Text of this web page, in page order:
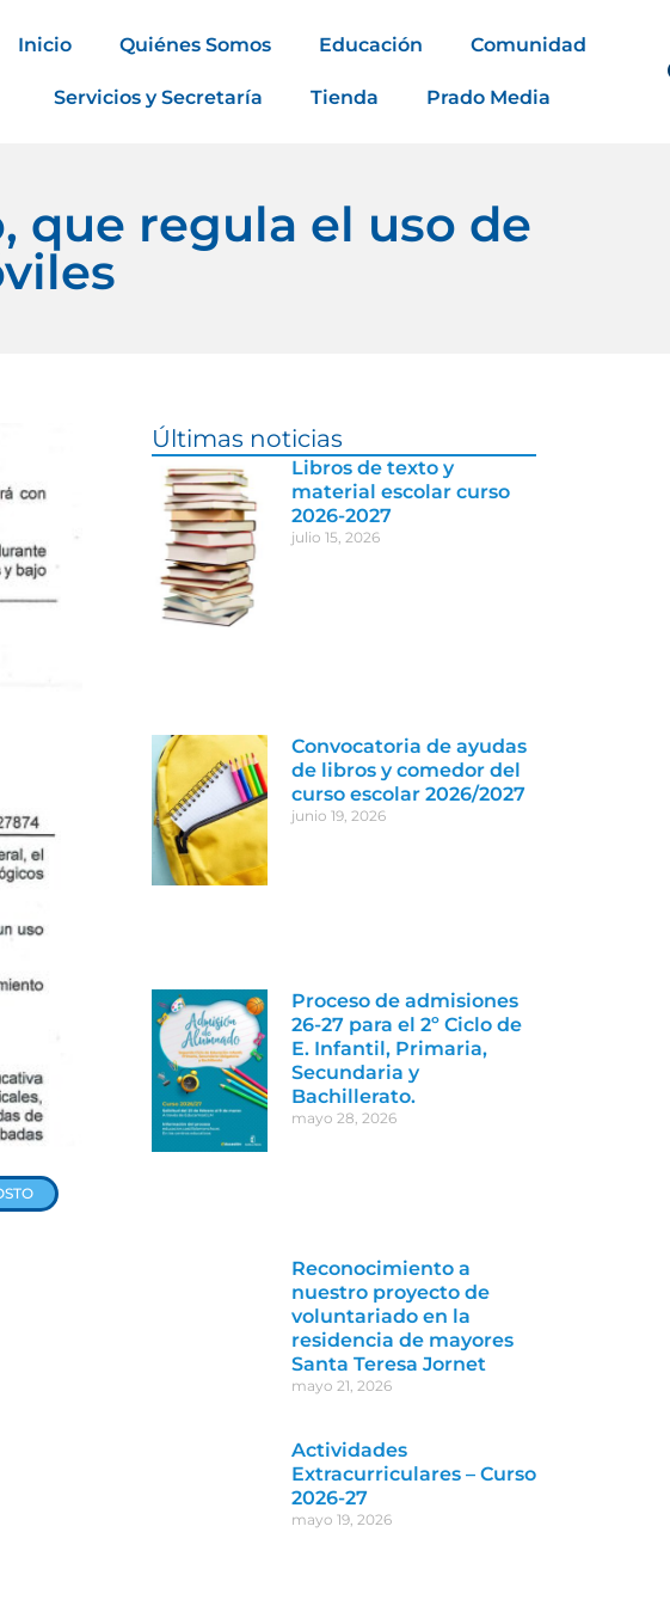
Inicio Quiénes Somos Educación Comunidad
Servicios y Secretaría Tienda Prado Media
que regula el uso de
Últimas noticias
Libros de texto y
material escolar curso
2026-2027
julio 15, 2026
Convocatoria de ayudas
de libros y comedor del
curso escolar 2026/2027
junio 19, 2026
Proceso de admisiones
26-27 para el 2º Ciclo de
E. Infantil, Primaria,
Secundaria y
Bachillerato.
mayo 28, 2026
Reconocimiento a
nuestro proyecto de
voluntariado en la
residencia de mayores
Santa Teresa Jornet
mayo 21, 2026
Actividades
Extracurriculares – Curso
2026-27
mayo 19, 2026